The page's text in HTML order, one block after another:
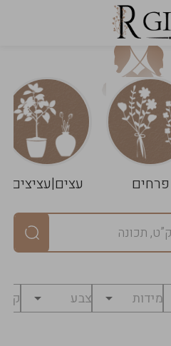
פרחים עצים|עציצים